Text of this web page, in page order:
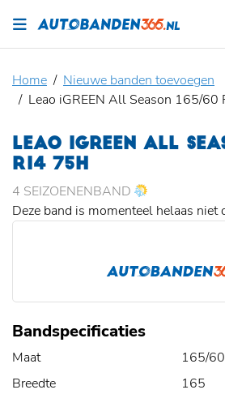
Home
Nieuwe banden toevoegen
Leao iGREEN All Season 165/60
LEAO IGREEN ALL
R14 75H
4 SEIZOENENBAND
Deze band is momenteel helaas niet
Bandspecificaties
Maat
165/
Breedte
165